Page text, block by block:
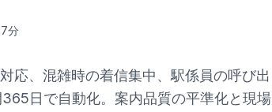
7分
応、混雑時の着信集中、駅係員の呼び
日で自動化。案内品質の平準化と現